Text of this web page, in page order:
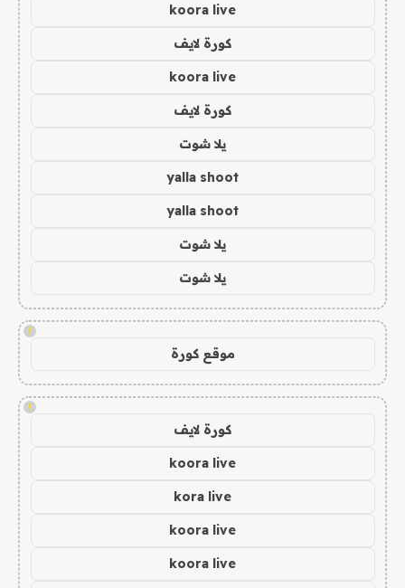
koora live
كورة لايف
koora live
كورة لايف
يلا شوت
yalla shoot
yalla shoot
يلا شوت
يلا شوت
!
موقع كورة
!
كورة لايف
koora live
kora live
koora live
koora live